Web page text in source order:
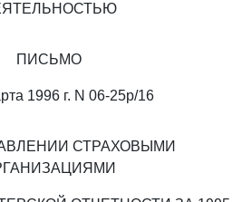
ПИСЬМО
1996 г. N 06-25р/16
СТРАХОВЫМИ